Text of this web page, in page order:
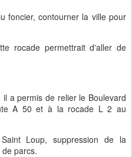
foncier, contourner la ville pour
rocade permettrait d'aller de
a permis de relier le Boulevard
A 50 et à la rocade L 2 au
Loup, suppression de la
parcs.